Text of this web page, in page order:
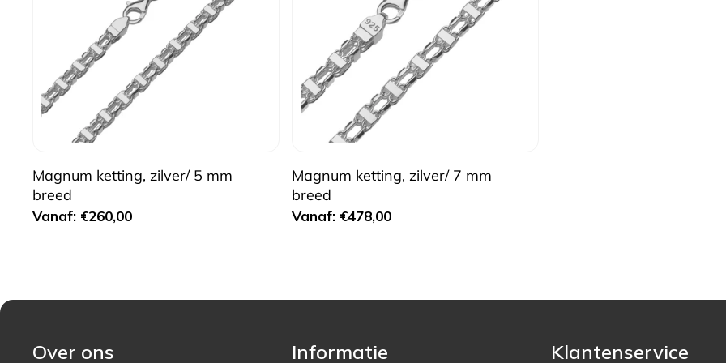
Magnum ketting, zilver/ 5 mm
breed
Normale
Vanaf: €260,00
Magnum ketting, zilver/ 7 mm
breed
Normale
Vanaf: €478,00
Over ons Informatie Klantenservice